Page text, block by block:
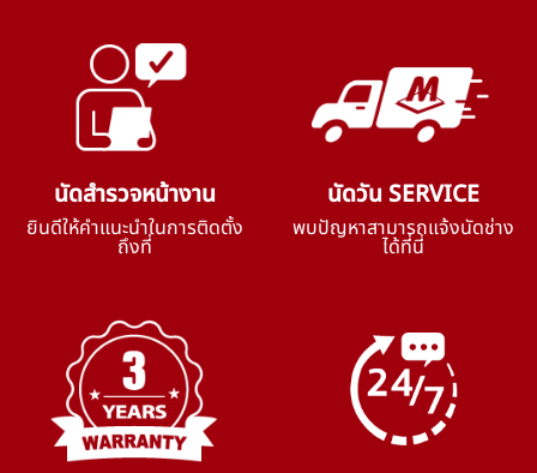
นัดสำรวจหน้างาน
ยินดีให้คำแนะนำในการติดตั้ง
ถึงที่
นัดวัน SERVICE
พบปัญหาสามารถแจ้งนัดช่าง
ได้ที่นี่